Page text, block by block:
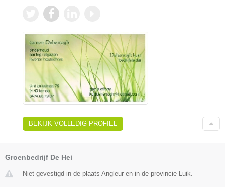
BEKIJK VOLLEDIG PROFIEL
Groenbedrijf De Hei
Niet gevestigd in de plaats Angleur en in de provincie Luik.